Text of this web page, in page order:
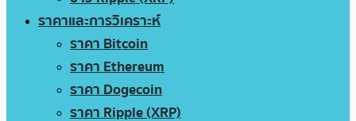
ราคาและการวิเคราะห์
ราคา Bitcoin
ราคา Ethereum
ราคา Dogecoin
ราคา Ripple (XRP)